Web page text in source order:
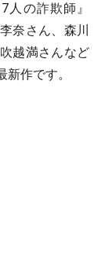
の詐欺師』
奈さん、森川
越満さんなど
作です。